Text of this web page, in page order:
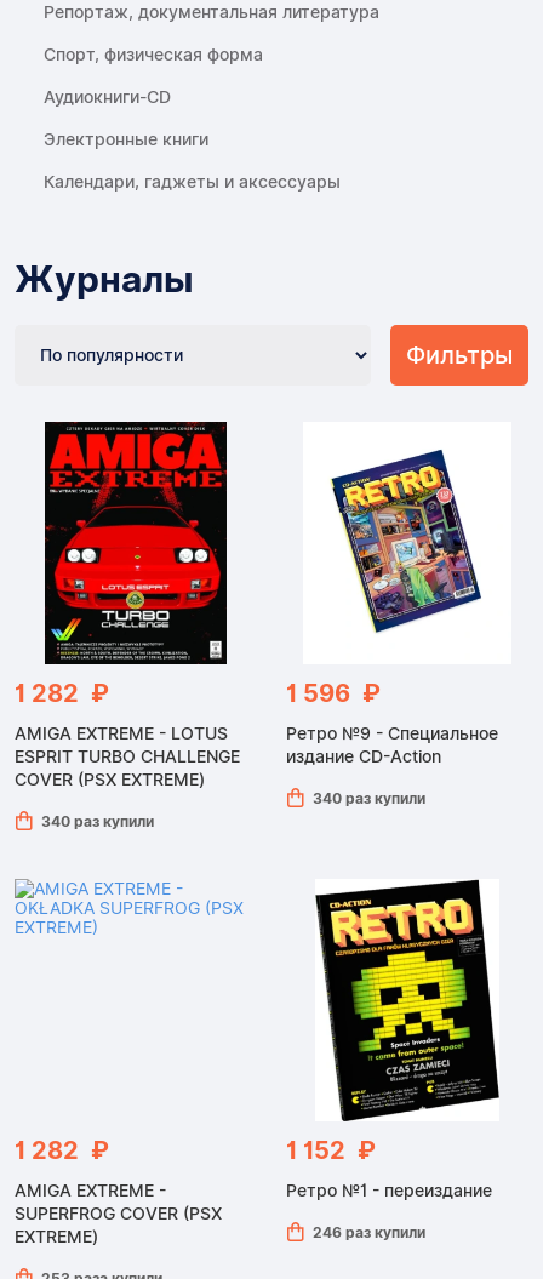
Репортаж, документальная литература
Спорт, физическая форма
Аудиокниги-CD
Электронные книги
Календари, гаджеты и аксессуары
Журналы
Фильтры
1 282 ₽
AMIGA EXTREME - LOTUS
ESPRIT TURBO CHALLENGE
COVER (PSX EXTREME)
340 раз купили
1 596 ₽
Ретро №9 - Специальное
издание CD-Action
340 раз купили
1 282 ₽
AMIGA EXTREME -
SUPERFROG COVER (PSX
EXTREME)
1 152 ₽
Ретро №1 - переиздание
246 раз купили